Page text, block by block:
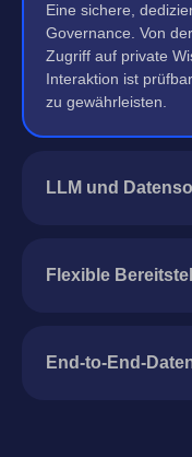
Eine sichere,
Governance. Von
Zugriff auf private
Interaktion ist
zu gewährleisten.
LLM und
Flexible
End-to-End-